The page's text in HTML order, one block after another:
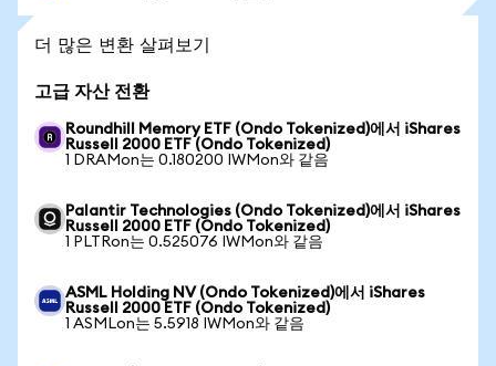
더 많은 변환 살펴보기
고급 자산 전환
Roundhill Memory ETF (Ondo Tokenized)에서 iShares
Russell 2000 ETF (Ondo Tokenized)
1 DRAMon는 0.180200 IWMon와 같음
Palantir Technologies (Ondo Tokenized)에서 iShares
Russell 2000 ETF (Ondo Tokenized)
1 PLTRon는 0.525076 IWMon와 같음
ASML Holding NV (Ondo Tokenized)에서 iShares
Russell 2000 ETF (Ondo Tokenized)
1 ASMLon는 5.5918 IWMon와 같음